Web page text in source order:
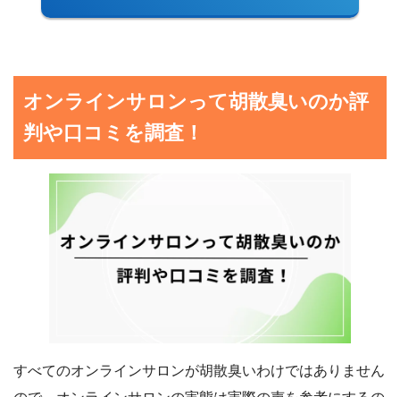
オンラインサロンって胡散臭いのか評
判や口コミを調査！
すべてのオンラインサロンが胡散臭いわけではありません